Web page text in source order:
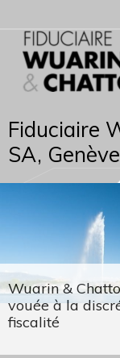
Fiduciaire
SA, Genève
Wuarin &
vouée à la
fiscalité